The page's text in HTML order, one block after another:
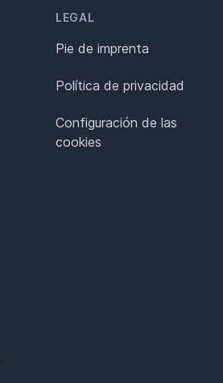
LEGAL
Pie de imprenta
Política de privacidad
Configuración de las
cookies